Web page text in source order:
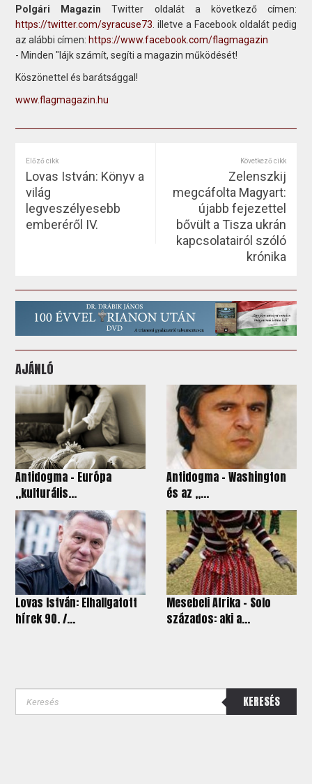
Polgári Magazin Twitter oldalát a következő címen:
https://twitter.com/syracuse73 . illetve a Facebook oldalát pedig
az alábbi címen: https://www.facebook.com/flagmagazin
- Minden "lájk számít, segíti a magazin működését!
Köszönettel és barátsággal!
www.flagmagazin.hu
Előző cikk
Lovas István: Könyv a
világ
legveszélyesebb
emberéről IV.
Következő cikk
Zelenszkij
megcáfolta Magyart:
újabb fejezettel
bővült a Tisza ukrán
kapcsolatairól szóló
krónika
AJÁNLÓ
Antidogma - Európa
„kulturális...
Antidogma - Washington
és az „...
Lovas István: Elhallgatott
hírek 90. /...
Mesebeli Afrika - Solo
százados: aki a...
KERESÉS